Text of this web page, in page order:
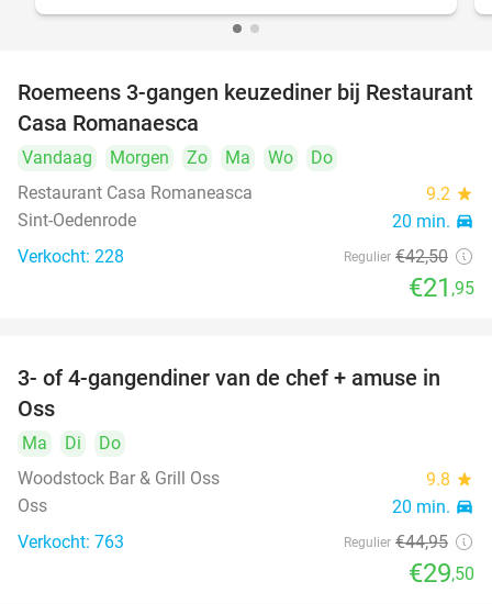
48%
Roemeens 3-gangen keuzediner bij Restaurant
Casa Romanaesca
Vandaag Morgen Zo Ma Wo
Do
Restaurant Casa Romaneasca
9.2 star
Sint-Oedenrode 20 min. directions_car
Verkocht: 228 Regulier €42,50
€21 ,95
34%
3- of 4-gangendiner van de chef + amuse in
Oss
Ma Di
Do
Woodstock Bar & Grill Oss
9.8 star
Oss 20 min. directions_car
Verkocht: 763 Regulier €44,95
€29,50